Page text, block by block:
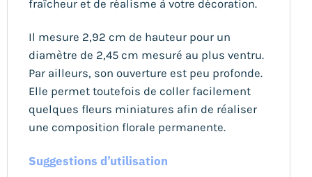
fraîcheur et de réalisme à votre décoration.
Il mesure 2,92 cm de hauteur pour un
diamètre de 2,45 cm mesuré au plus ventru.
Par ailleurs, son ouverture est peu profonde.
Elle permet toutefois de coller facilement
quelques fleurs miniatures afin de réaliser
une composition florale permanente.
Suggestions d’utilisation